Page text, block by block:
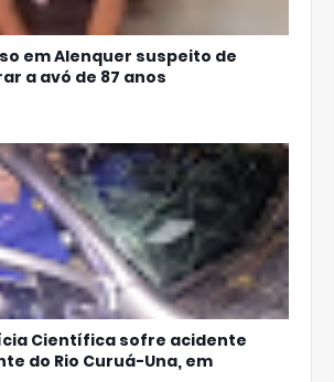
em Alenquer suspeito de
a avó de 87 anos
Científica sofre acidente
do Rio Curuá-Una, em